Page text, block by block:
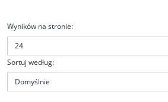
Wyników na stronie:
Sortuj według: